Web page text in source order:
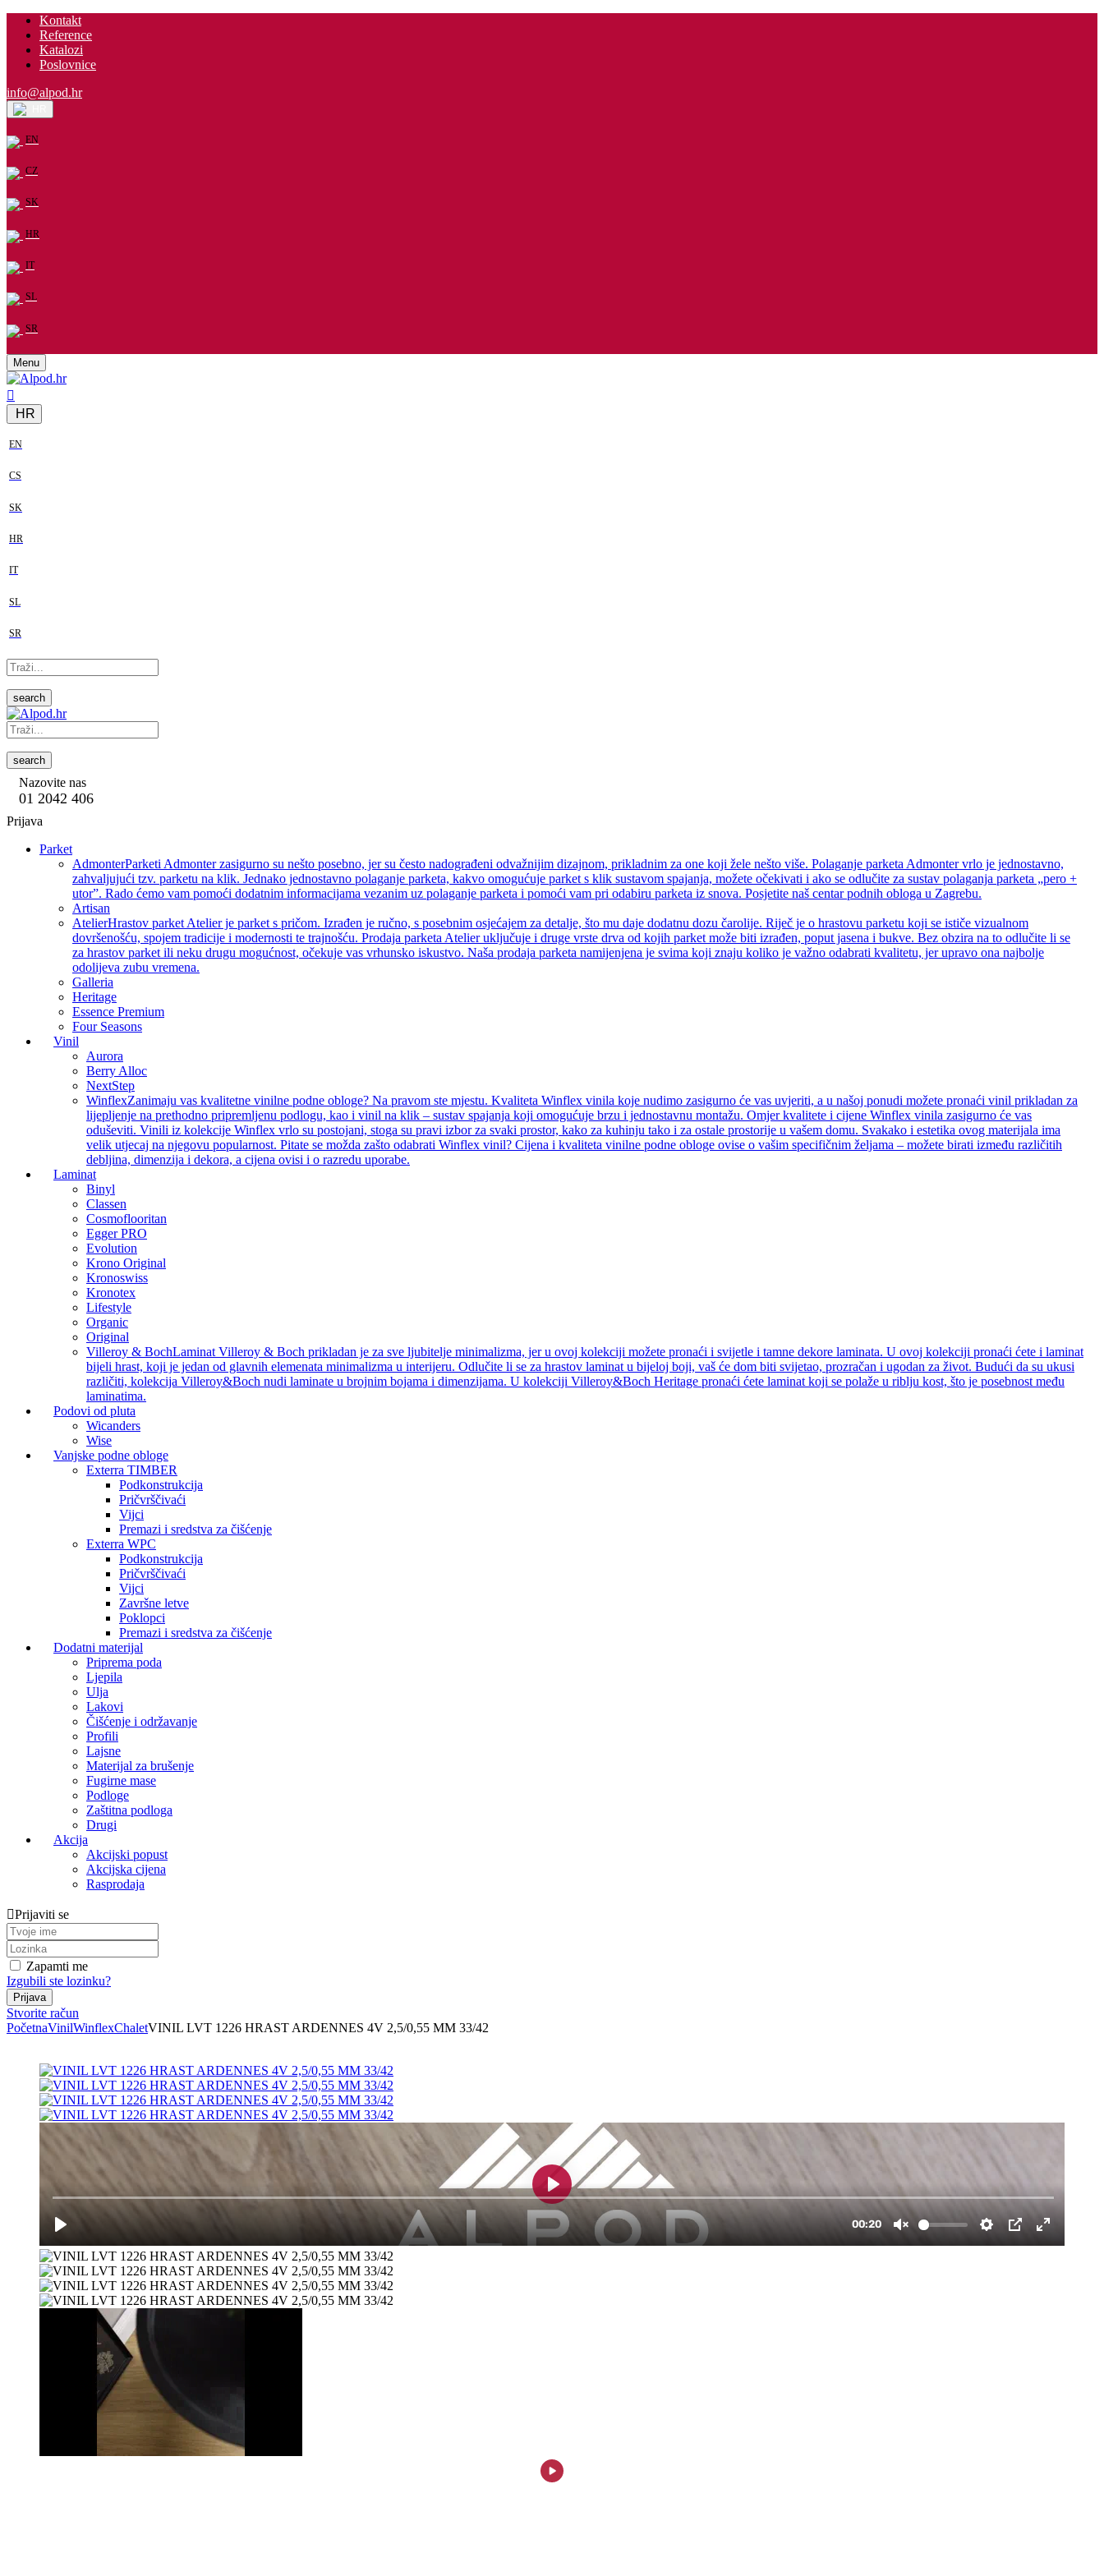
Kontakt
Reference
Katalozi
Poslovnice
info@alpod.hr
EN
CZ
SK
HR
IT
SL
SR
Menu
HR
EN
CS
SK
HR
IT
SL
SR
search
search
Nazovite nas
01 2042 406
Prijava
Parket
AdmonterParketi Admonter zasigurno su nešto posebno, jer su često nadograđeni odvažnijim dizajnom, prikladnim za one koji žele nešto više. Polaganje parketa Admonter vrlo je jednostavno,
zahvaljujući tzv. parketu na klik. Jednako jednostavno polaganje parketa, kakvo omogućuje parket s klik sustavom spajanja, možete očekivati i ako se odlučite za sustav polaganja parketa „pero +
utor”. Rado ćemo vam pomoći dodatnim informacijama vezanim uz polaganje parketa i pomoći vam pri odabiru parketa iz snova. Posjetite naš centar podnih obloga u Zagrebu.
Artisan
AtelierHrastov parket Atelier je parket s pričom. Izrađen je ručno, s posebnim osjećajem za detalje, što mu daje dodatnu dozu čarolije. Riječ je o hrastovu parketu koji se ističe vizualnom
dovršenošću, spojem tradicije i modernosti te trajnošću. Prodaja parketa Atelier uključuje i druge vrste drva od kojih parket može biti izrađen, poput jasena i bukve. Bez obzira na to odlučite li se
za hrastov parket ili neku drugu mogućnost, očekuje vas vrhunsko iskustvo. Naša prodaja parketa namijenjena je svima koji znaju koliko je važno odabrati kvalitetu, jer upravo ona najbolje
odolijeva zubu vremena.
Galleria
Heritage
Essence Premium
Four Seasons
Vinil
Aurora
Berry Alloc
NextStep
WinflexZanimaju vas kvalitetne vinilne podne obloge? Na pravom ste mjestu. Kvaliteta Winflex vinila koje nudimo zasigurno će vas uvjeriti, a u našoj ponudi možete pronaći vinil prikladan za
lijepljenje na prethodno pripremljenu podlogu, kao i vinil na klik – sustav spajanja koji omogućuje brzu i jednostavnu montažu. Omjer kvalitete i cijene Winflex vinila zasigurno će vas
oduševiti. Vinili iz kolekcije Winflex vrlo su postojani, stoga su pravi izbor za svaki prostor, kako za kuhinju tako i za ostale prostorije u vašem domu. Svakako i estetika ovog materijala ima
velik utjecaj na njegovu popularnost. Pitate se možda zašto odabrati Winflex vinil? Cijena i kvaliteta vinilne podne obloge ovise o vašim specifičnim željama – možete birati između različitih
debljina, dimenzija i dekora, a cijena ovisi i o razredu uporabe.
Laminat
Binyl
Classen
Cosmoflooritan
Egger PRO
Evolution
Krono Original
Kronoswiss
Kronotex
Lifestyle
Organic
Original
Villeroy & BochLaminat Villeroy & Boch prikladan je za sve ljubitelje minimalizma, jer u ovoj kolekciji možete pronaći i svijetle i tamne dekore laminata. U ovoj kolekciji pronaći ćete i laminat
bijeli hrast, koji je jedan od glavnih elemenata minimalizma u interijeru. Odlučite li se za hrastov laminat u bijeloj boji, vaš će dom biti svijetao, prozračan i ugodan za život. Budući da su ukusi
različiti, kolekcija Villeroy&Boch nudi laminate u brojnim bojama i dimenzijama. U kolekciji Villeroy&Boch Heritage pronaći ćete laminat koji se polaže u riblju kost, što je posebnost među
laminatima.
Podovi od pluta
Wicanders
Wise
Vanjske podne obloge
Exterra TIMBER
Podkonstrukcija
Pričvrščivaći
Vijci
Premazi i sredstva za čišćenje
Exterra WPC
Podkonstrukcija
Pričvrščivaći
Vijci
Završne letve
Poklopci
Premazi i sredstva za čišćenje
Dodatni materijal
Priprema poda
Ljepila
Ulja
Lakovi
Čišćenje i održavanje
Profili
Lajsne
Materijal za brušenje
Fugirne mase
Podloge
Zaštitna podloga
Drugi
Akcija
Akcijski popust
Akcijska cijena
Rasprodaja
Prijaviti se
Zapamti me
Izgubili ste lozinku?
Stvorite račun
PočetnaVinilWinflexChaletVINIL LVT 1226 HRAST ARDENNES 4V 2,5/0,55 MM 33/42